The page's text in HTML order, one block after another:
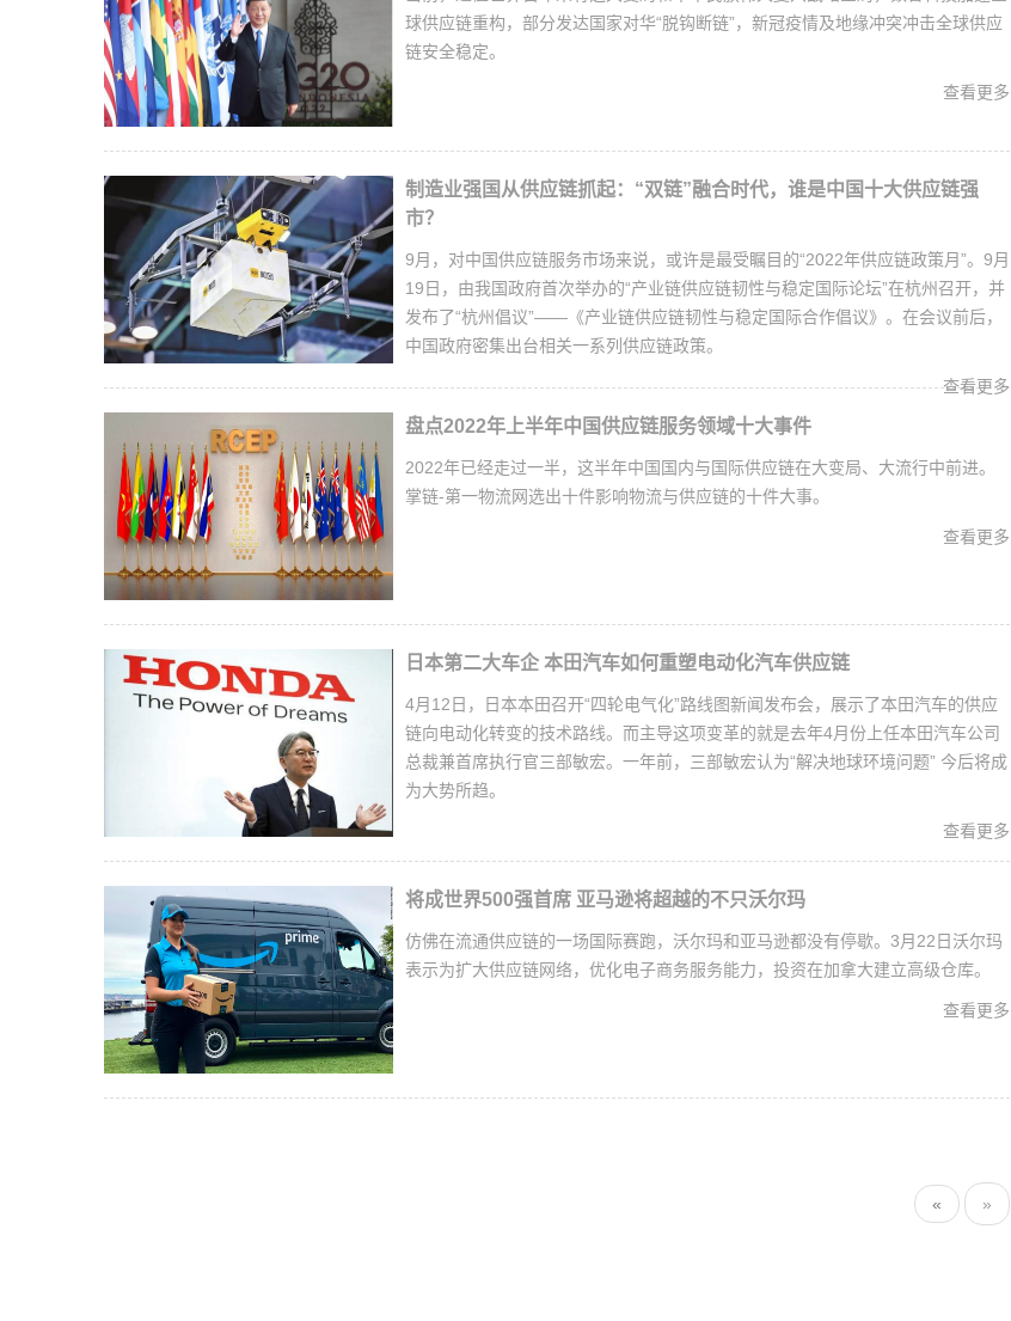
球供应链重构，部分发达国家对华“脱钩断链”，新冠疫情及地缘冲突冲击全球供应
链安全稳定。
查看更多
制造业强国从供应链抓起：“双链”融合时代，谁是中国十大供应链强
市？
9月，对中国供应链服务市场来说，或许是最受瞩目的“2022年供应链政策月”。9月
19日，由我国政府首次举办的“产业链供应链韧性与稳定国际论坛”在杭州召开，并
发布了“杭州倡议”——《产业链供应链韧性与稳定国际合作倡议》。在会议前后，
中国政府密集出台相关一系列供应链政策。
查看更多
盘点2022年上半年中国供应链服务领域十大事件
2022年已经走过一半，这半年中国国内与国际供应链在大变局、大流行中前进。
掌链-第一物流网选出十件影响物流与供应链的十件大事。
查看更多
日本第二大车企 本田汽车如何重塑电动化汽车供应链
4月12日，日本本田召开“四轮电气化”路线图新闻发布会，展示了本田汽车的供应
链向电动化转变的技术路线。而主导这项变革的就是去年4月份上任本田汽车公司
总裁兼首席执行官三部敏宏。一年前，三部敏宏认为“解决地球环境问题” 今后将成
为大势所趋。
查看更多
将成世界500强首席 亚马逊将超越的不只沃尔玛
仿佛在流通供应链的一场国际赛跑，沃尔玛和亚马逊都没有停歇。3月22日沃尔玛
表示为扩大供应链网络，优化电子商务服务能力，投资在加拿大建立高级仓库。
查看更多
« »